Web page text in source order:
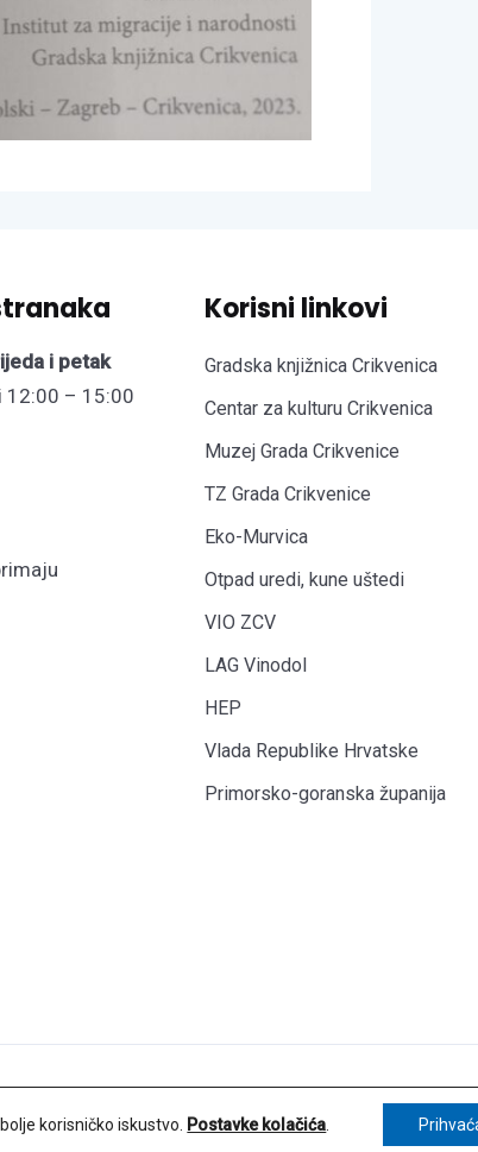
i petak
12:00 – 15:00
Korisni linkovi
Gradska knjižnica Crikvenica
Centar za kulturu Crikvenica
Muzej Grada Crikvenice
TZ Grada Crikvenice
Eko-Murvica
Otpad uredi, kune uštedi
VIO ZCV
LAG Vinodol
HEP
Vlada Republike Hrvatske
Primorsko-goranska županija
Održavanje web
korisničko iskustvo. Postavke kolačića